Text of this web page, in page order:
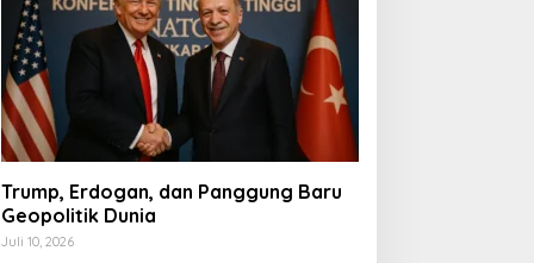
Trump, Erdogan, dan Panggung Baru
Geopolitik Dunia
Juli 10, 2026